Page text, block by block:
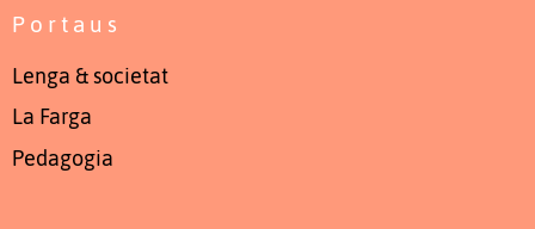
Portaus
Lenga & societat
La Farga
Pedagogia